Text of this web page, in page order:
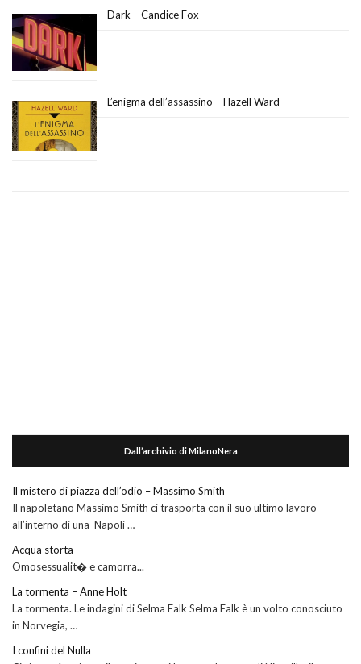
Dark – Candice Fox
L’enigma dell’assassino – Hazell Ward
Dall’archivio di MilanoNera
Il mistero di piazza dell’odio – Massimo Smith
Il napoletano Massimo Smith ci trasporta con il suo ultimo lavoro
all’interno di una Napoli …
Acqua storta
Omosessualit� e camorra...
La tormenta – Anne Holt
La tormenta. Le indagini di Selma Falk Selma Falk è un volto conosciuto
in Norvegia, …
I confini del Nulla